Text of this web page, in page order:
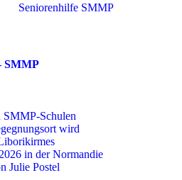
Seniorenhilfe SMMP
SMMP
SMMP-Schulen
wird
in der Normandie
Julie Postel